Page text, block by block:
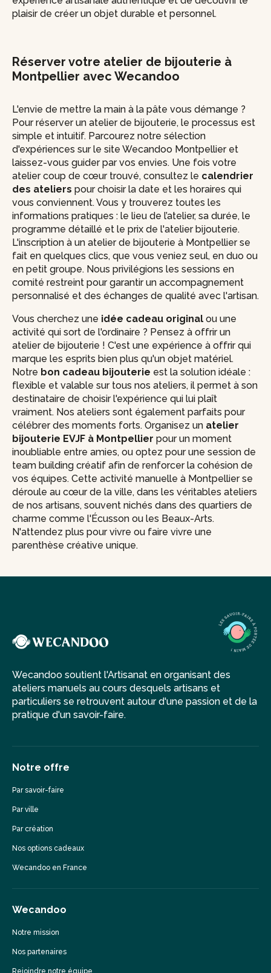
plaisir de créer un objet durable et personnel.
Réserver votre atelier de bijouterie à
Montpellier avec Wecandoo
L'envie de mettre la main à la pâte vous démange ?
Pour réserver un atelier de bijouterie, le processus est
simple et intuitif. Parcourez notre sélection
d'expériences sur le site Wecandoo Montpellier et
laissez-vous guider par vos envies. Une fois votre
atelier coup de cœur trouvé, consultez le calendrier
des ateliers pour choisir la date et les horaires qui
vous conviennent. Vous y trouverez toutes les
informations pratiques : le lieu de l’atelier, sa durée, le
programme détaillé et le prix de l'atelier bijouterie.
L'inscription à un atelier de bijouterie à Montpellier se
fait en quelques clics, que vous veniez seul, en duo ou
en petit groupe. Nous privilégions les sessions en
comité restreint pour garantir un accompagnement
personnalisé et des échanges de qualité avec l'artisan.
Vous cherchez une idée cadeau original ou une
activité qui sort de l'ordinaire ? Pensez à offrir un
atelier de bijouterie ! C'est une expérience à offrir qui
marque les esprits bien plus qu'un objet matériel.
Notre bon cadeau bijouterie est la solution idéale :
flexible et valable sur tous nos ateliers, il permet à son
destinataire de choisir l'expérience qui lui plaît
vraiment. Nos ateliers sont également parfaits pour
célébrer des moments forts. Organisez un atelier
bijouterie EVJF à Montpellier pour un moment
inoubliable entre amies, ou optez pour une session de
team building créatif afin de renforcer la cohésion de
vos équipes. Cette activité manuelle à Montpellier se
déroule au cœur de la ville, dans les véritables ateliers
de nos artisans, souvent nichés dans des quartiers de
charme comme l'Écusson ou les Beaux-Arts.
N'attendez plus pour vivre ou faire vivre une
parenthèse créative unique.
Wecandoo soutient l'Artisanat en organisant des
ateliers manuels au cours desquels artisans et
particuliers se retrouvent autour d'une passion et de la
pratique d'un savoir-faire.
Notre offre
Par savoir-faire
Par ville
Par création
Nos options cadeaux
Wecandoo en France
Wecandoo
Notre mission
Nos partenaires